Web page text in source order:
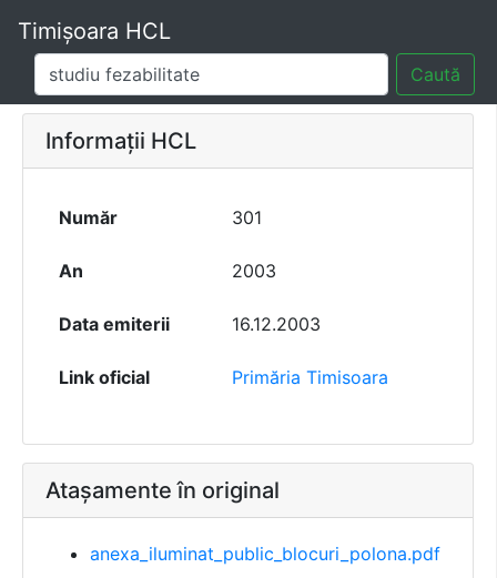
Timișoara HCL
Caută
Informații HCL
Număr 301
An 2003
Data emiterii 16.12.2003
Link oficial Primăria Timisoara
Atașamente în original
anexa_iluminat_public_blocuri_polona.pdf